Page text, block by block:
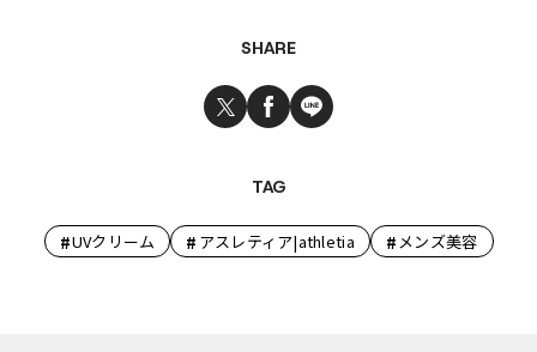
SHARE
TAG
#UVクリーム # アスレティア|athletia #メンズ美容